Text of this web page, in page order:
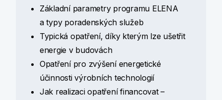
Základní parametry programu ELENA
a typy poradenských služeb
Typická opatření, díky kterým lze ušetřit
energie v budovách
Opatření pro zvýšení energetické
účinnosti výrobních technologií
Jak realizaci opatření financovat –